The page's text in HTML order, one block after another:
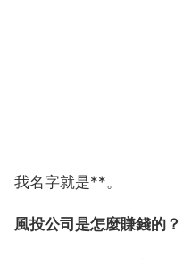
我名字就是**。
風投公司是怎麼賺錢的？